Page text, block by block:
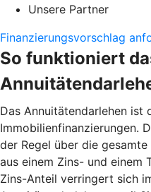
Unsere Partner
Finanzierungsvorschlag
So funktioniert
Das Annuitätendarlehen ist
Immobilienfinanzierungen.
der Regel über die
aus einem Zins- und einem
Zins-Anteil verringert sich